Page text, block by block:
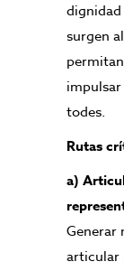
dignidad
surgen
todes.
Rutas
a)
Generar
articular